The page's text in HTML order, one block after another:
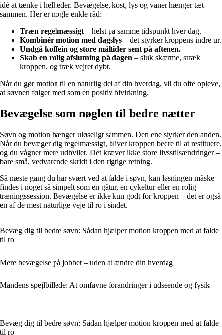
idé at tænke i helheder. Bevægelse, kost, lys og vaner hænger tæt
sammen. Her er nogle enkle råd:
Træn regelmæssigt – helst på samme tidspunkt hver dag.
Kombinér motion med dagslys – det styrker kroppens indre ur.
Undgå koffein og store måltider sent på aftenen.
Skab en rolig afslutning på dagen – sluk skærme, stræk
kroppen, og træk vejret dybt.
Når du gør motion til en naturlig del af din hverdag, vil du ofte opleve,
at søvnen følger med som en positiv bivirkning.
Bevægelse som nøglen til bedre nætter
Søvn og motion hænger uløseligt sammen. Den ene styrker den anden.
Når du bevæger dig regelmæssigt, bliver kroppen bedre til at restituere,
og du vågner mere udhvilet. Det kræver ikke store livsstilsændringer –
bare små, vedvarende skridt i den rigtige retning.
Så næste gang du har svært ved at falde i søvn, kan løsningen måske
findes i noget så simpelt som en gåtur, en cykeltur eller en rolig
træningssession. Bevægelse er ikke kun godt for kroppen – det er også
en af de mest naturlige veje til ro i sindet.
Bevæg dig til bedre søvn: Sådan hjælper motion kroppen med at falde
til ro
Mere bevægelse på jobbet – uden at ændre din hverdag
Mandens spejlbillede: At omfavne forandringer i udseende og fysik
Bevæg dig til bedre søvn: Sådan hjælper motion kroppen med at falde
til ro